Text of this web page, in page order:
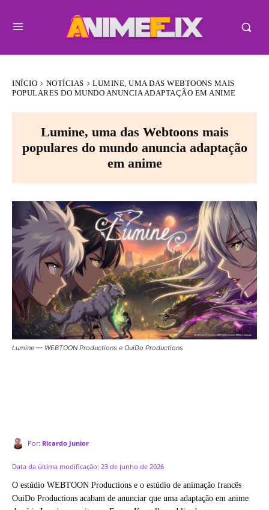
INÍCIO NOTÍCIAS
LUMINE, UMA DAS WEBTOONS MAIS
POPULARES DO MUNDO ANUNCIA ADAPTAÇÃO EM ANIME
Lumine, uma das Webtoons mais
populares do mundo anuncia adaptação
em anime
Lumine — WEBTOON Productions e OuiDo Productions
Por: Ricardo Junior
Data da última modificação: 23 de junho de 2026
O estúdio WEBTOON Productions e o estúdio de animação francês
OuiDo Productions acabam de anunciar que uma adaptação em anime